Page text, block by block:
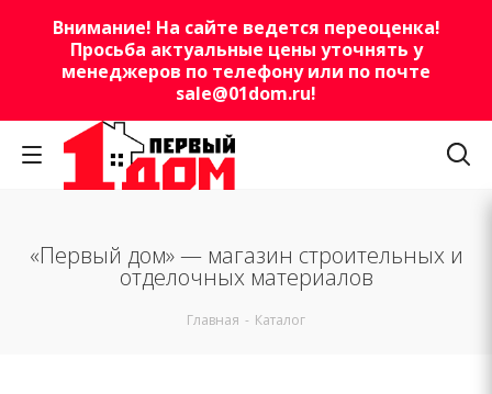
Внимание! На сайте ведется переоценка!
Просьба актуальные цены уточнять у
менеджеров по телефону или по почте
sale@01dom.ru!
«Первый дом» — магазин строительных и
отделочных материалов
Главная - Каталог